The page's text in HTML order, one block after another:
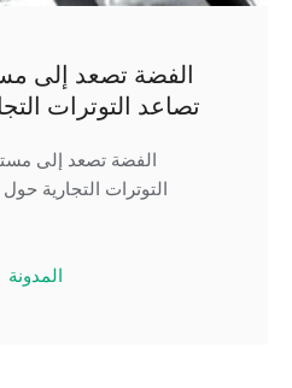
الفضة تصعد إلى
تصاعد التوترات
الفضة تصعد إلى
التوترات التجارية
المدونة